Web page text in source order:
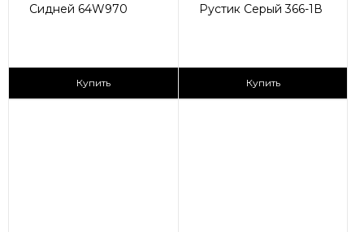
Сидней 64W970
2
Купить
Рустик Серый 366-1В
2
Купить